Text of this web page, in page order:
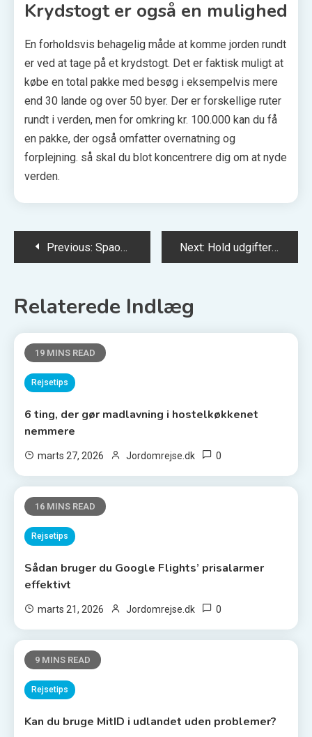
Krydstogt er også en mulighed
En forholdsvis behagelig måde at komme jorden rundt
er ved at tage på et krydstogt. Det er faktisk muligt at
købe en total pakke med besøg i eksempelvis mere
end 30 lande og over 50 byer. Der er forskellige ruter
rundt i verden, men for omkring kr. 100.000 kan du få
en pakke, der også omfatter overnatning og
forplejning. så skal du blot koncentrere dig om at nyde
verden.
Indlægsnavigation
Previous: Spaophold i Danmark – 7 gode steder du kan komme på et lækkert wellnessop-hold Next: Hold udgifterne nede ved at arbejde, mens du rejser – her er 4 jobs du kan klare hvorsomhelst
Relaterede Indlæg
19 MINS READ
Rejsetips
6 ting, der gør madlavning i hostelkøkkenet
nemmere
marts 27, 2026 Jordomrejse.dk 0
16 MINS READ
Rejsetips
Sådan bruger du Google Flights’ prisalarmer
effektivt
marts 21, 2026 Jordomrejse.dk 0
9 MINS READ
Rejsetips
Kan du bruge MitID i udlandet uden problemer?